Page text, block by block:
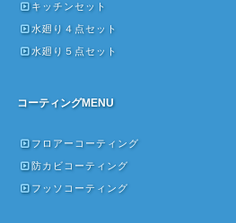
キッチンセット
水廻り４点セット
水廻り５点セット
コーティングMENU
フロアーコーティング
防カビコーティング
フッソコーティング